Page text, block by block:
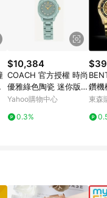
$10,384
COACH 官方授權 時尚
優雅綠色陶瓷 迷你版-
女錶CO14504664(20
Yahoo購物中心
0.3%
鑽機
東森